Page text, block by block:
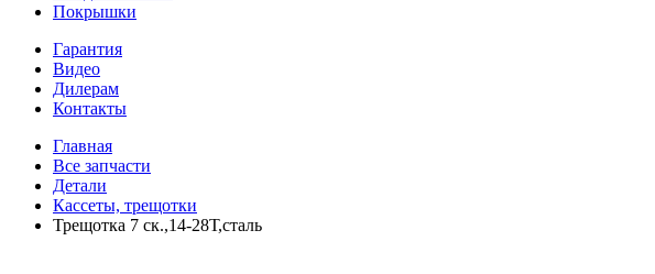
Покрышки
Гарантия
Видео
Дилерам
Контакты
Главная
Все запчасти
Детали
Кассеты, трещотки
Трещотка 7 ск.,14-28Т,сталь